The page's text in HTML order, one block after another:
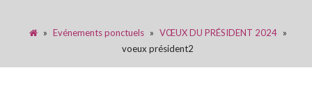
» Evénements ponctuels » VŒUX DU PRÉSIDENT 2024 »
voeux président2